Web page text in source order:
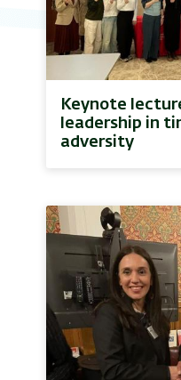
Keynote
leadership in
adversity